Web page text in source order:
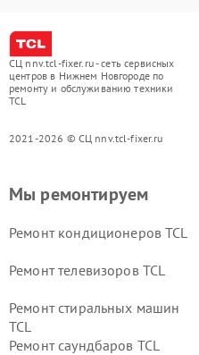
СЦ nnv.tcl-fixer.ru - сеть сервисных
центров в Нижнем Новгороде по
ремонту и обслуживанию техники
TCL
2021-2026 © СЦ nnv.tcl-fixer.ru
Мы ремонтируем
Ремонт кондиционеров TCL
Ремонт телевизоров TCL
Ремонт стиральных машин
TCL
Ремонт саундбаров TCL